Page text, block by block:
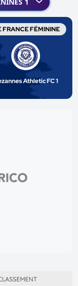
FRANCE FÉMININE
Athletic FC 1